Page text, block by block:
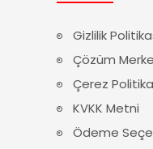
Gizlilik
Çözüm
Çerez
KVKK Metni
Ödeme